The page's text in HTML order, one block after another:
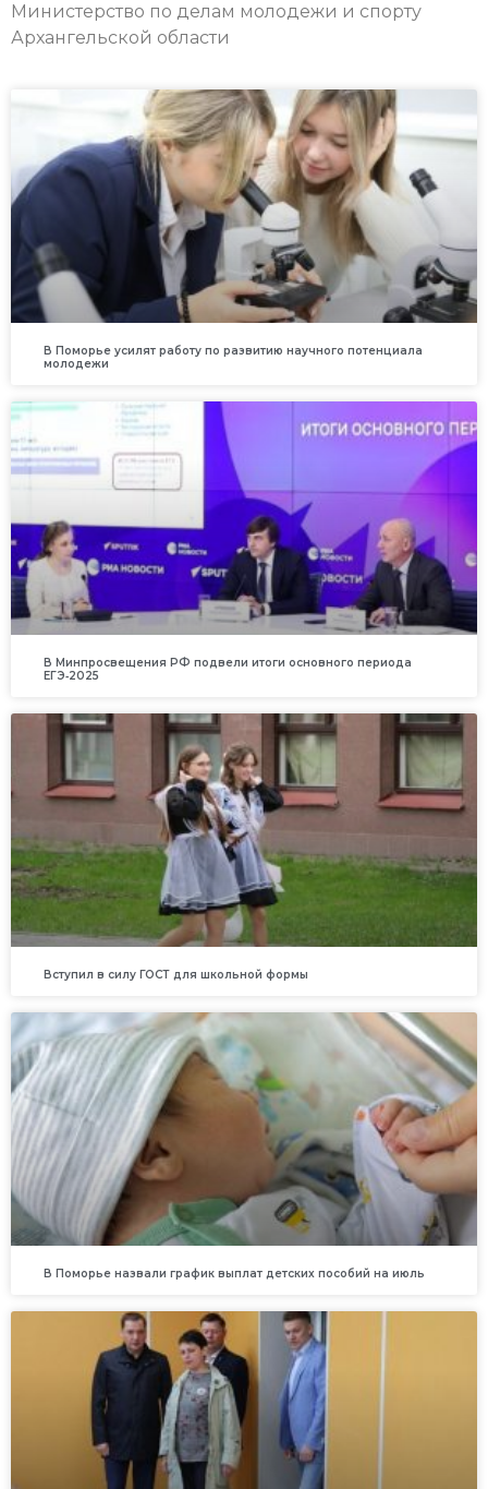
Министерство по делам молодежи и спорту
Архангельской области
В Поморье усилят работу по развитию научного потенциала
молодежи
В Минпросвещения РФ подвели итоги основного периода
ЕГЭ‑2025
Вступил в силу ГОСТ для школьной формы
В Поморье назвали график выплат детских пособий на июль